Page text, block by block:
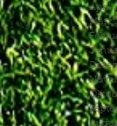
April
März